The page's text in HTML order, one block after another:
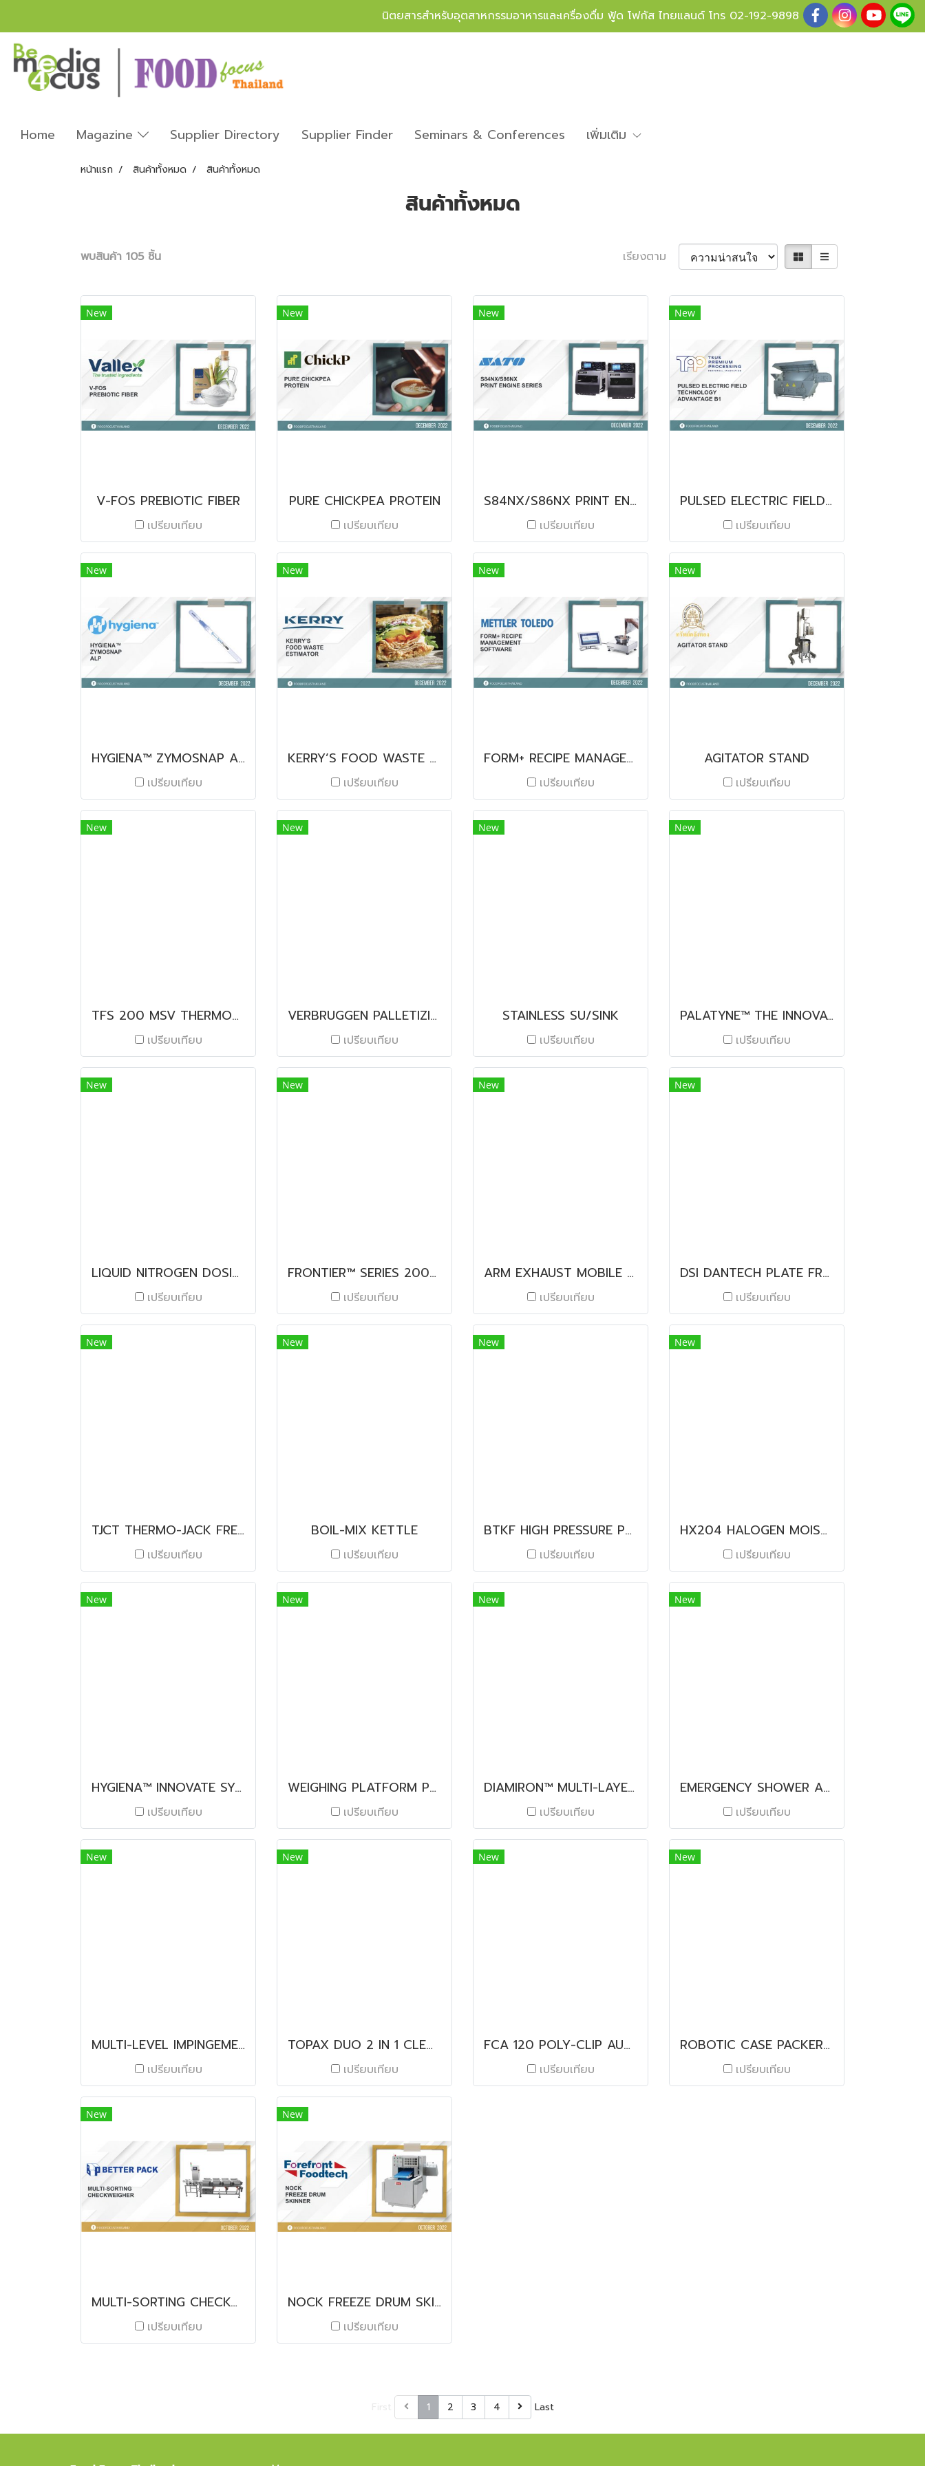
นิตยสารสำหรับอุตสาหกรรมอาหารและเครื่องดื่ม ฟู้ด โฟกัส ไทยแลนด์ โทร 02-192-9898
Home Magazine Supplier Directory Supplier Finder Seminars & Conferences เพิ่มเติม
หน้าแรก สินค้าทั้งหมด สินค้าทั้งหมด
สินค้าทั้งหมด
พบสินค้า 105 ชิ้น เรียงตาม
New
V-FOS PREBIOTIC FIBER
เปรียบเทียบ
New
PURE CHICKPEA PROTEIN
เปรียบเทียบ
New
S84NX/S86NX PRINT ENGINE SERIES
เปรียบเทียบ
New
PULSED ELECTRIC FIELD TECHNOLOGY ADVANTAGE B1
เปรียบเทียบ
New
HYGIENA™ ZYMOSNAP ALP
เปรียบเทียบ
New
KERRY’S FOOD WASTE ESTIMATOR
เปรียบเทียบ
New
FORM+ RECIPE MANAGEMENT SOFTWARE
เปรียบเทียบ
New
AGITATOR STAND
เปรียบเทียบ
New
TFS 200 MSV THERMOFORMER
เปรียบเทียบ
New
VERBRUGGEN PALLETIZING SOLUTIONS
เปรียบเทียบ
New
STAINLESS SU/SINK
เปรียบเทียบ
New
PALATYNE™️ THE INNOVATIVE SWEETNESS
เปรียบเทียบ
New
LIQUID NITROGEN DOSING MACHINE NOVODOSER 800SC
เปรียบเทียบ
New
FRONTIER™ SERIES 2000 CENTRIFUGE
เปรียบเทียบ
New
ARM EXHAUST MOBILE HOOD
เปรียบเทียบ
New
DSI DANTECH PLATE FREEZER
เปรียบเทียบ
New
TJCT THERMO-JACK FREEZER
เปรียบเทียบ
New
BOIL-MIX KETTLE
เปรียบเทียบ
New
BTKF HIGH PRESSURE PROCESSING (HPP)
เปรียบเทียบ
New
HX204 HALOGEN MOISTURE ANALYZER
เปรียบเทียบ
New
HYGIENA™ INNOVATE SYSTEM
เปรียบเทียบ
New
WEIGHING PLATFORM PBA639
เปรียบเทียบ
New
DIAMIRON™ MULTI-LAYERED FILM FOR SKIN PACK
เปรียบเทียบ
New
EMERGENCY SHOWER AND EYEWASH STATION SE 230DSS
เปรียบเทียบ
New
MULTI-LEVEL IMPINGEMENT FREEZER
เปรียบเทียบ
New
TOPAX DUO 2 IN 1 CLEAN & SANITIZER INNOVATION
เปรียบเทียบ
New
FCA 120 POLY-CLIP AUTOMATIC DOUBLE-CLIPPER
เปรียบเทียบ
New
ROBOTIC CASE PACKER FOR FROZEN FOODS
เปรียบเทียบ
New
MULTI-SORTING CHECKWEIGHER
เปรียบเทียบ
New
NOCK FREEZE DRUM SKINNER
เปรียบเทียบ
1 2 3 4 Last